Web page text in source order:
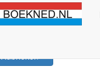
Rubrieken